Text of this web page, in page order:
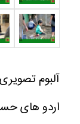
آلبوم تصویری
اردو های